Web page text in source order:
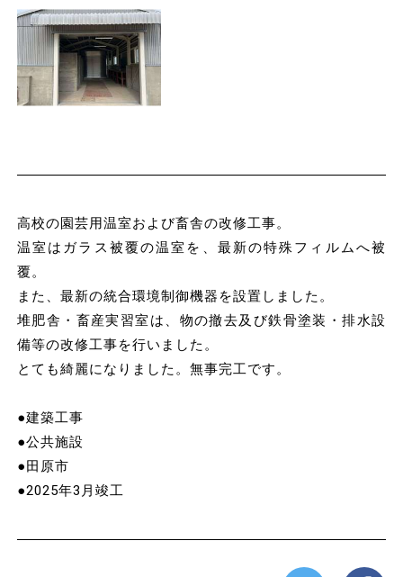
高校の園芸用温室および畜舎の改修工事。
温室はガラス被覆の温室を、最新の特殊フィルムへ被
覆。
また、最新の統合環境制御機器を設置しました。
堆肥舎・畜産実習室は、物の撤去及び鉄骨塗装・排水設
備等の改修工事を行いました。
とても綺麗になりました。無事完工です。
●建築工事
●公共施設
●田原市
●2025年3月竣工